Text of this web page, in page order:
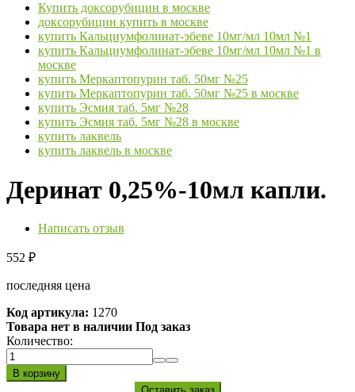
Купить доксорубицин в москве
доксорубицин купить в москве
купить Кальциумфолинат-эбеве 10мг/мл 10мл №1
купить Кальциумфолинат-эбеве 10мг/мл 10мл №1 в
москве
купить Меркаптопурин таб. 50мг №25
купить Меркаптопурин таб. 50мг №25 в москве
купить Эсмия таб. 5мг №28
купить Эсмия таб. 5мг №28 в москве
купить лаквель
купить лаквель в москве
Деринат 0,25%-10мл капли.
Написать отзыв
552 ₽
последняя цена
Код артикула: 1270
Товара нет в наличии Под заказ
Количество: